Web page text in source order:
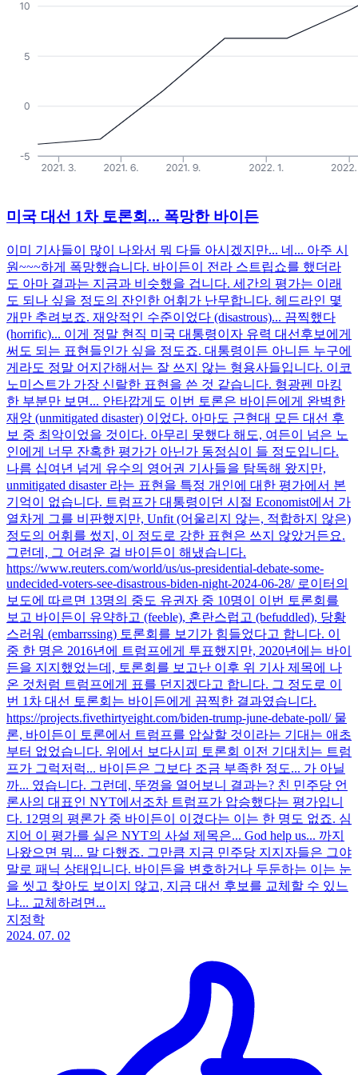
미국 대선 1차 토론회... 폭망한 바이든
이미 기사들이 많이 나와서 뭐 다들 아시겠지만... 네... 아주 시
원~~~하게 폭망했습니다. 바이든이 전라 스트립쇼를 했더라
도 아마 결과는 지금과 비슷했을 겁니다. 세간의 평가는 이래
도 되나 싶을 정도의 잔인한 어휘가 난무합니다. 헤드라인 몇
개만 추려보죠. 재앙적인 수준이었다 (disastrous)... 끔찍했다
(horrific)... 이게 정말 현직 미국 대통령이자 유력 대선후보에게
써도 되는 표현들인가 싶을 정도죠. 대통령이든 아니든 누구에
게라도 정말 어지간해서는 잘 쓰지 않는 형용사들입니다. 이코
노미스트가 가장 신랄한 표현을 쓴 것 같습니다. 형광펜 마킹
한 부분만 보면... 안타깝게도 이번 토론은 바이든에게 완벽한
재앙 (unmitigated disaster) 이었다. 아마도 근현대 모든 대선 후
보 중 최악이었을 것이다. 아무리 못했다 해도, 여든이 넘은 노
인에게 너무 잔혹한 평가가 아닌가 동정심이 들 정도입니다.
나름 십여년 넘게 유수의 영어권 기사들을 탐독해 왔지만,
unmitigated disaster 라는 표현을 특정 개인에 대한 평가에서 본
기억이 없습니다. 트럼프가 대통령이던 시절 Economist에서 가
열차게 그를 비판했지만, Unfit (어울리지 않는, 적합하지 않은)
정도의 어휘를 썼지, 이 정도로 강한 표현은 쓰지 않았거든요.
그런데, 그 어려운 걸 바이든이 해냈습니다.
https://www.reuters.com/world/us/us-presidential-debate-some-
undecided-voters-see-disastrous-biden-night-2024-06-28/ 로이터의
보도에 따르면 13명의 중도 유권자 중 10명이 이번 토론회를
보고 바이든이 유약하고 (feeble), 혼란스럽고 (befuddled), 당황
스러워 (embarrssing) 토론회를 보기가 힘들었다고 합니다. 이
중 한 명은 2016년에 트럼프에게 투표했지만, 2020년에는 바이
든을 지지했었는데, 토론회를 보고난 이후 위 기사 제목에 나
온 것처럼 트럼프에게 표를 던지겠다고 합니다. 그 정도로 이
번 1차 대선 토론회는 바이든에게 끔찍한 결과였습니다.
https://projects.fivethirtyeight.com/biden-trump-june-debate-poll/ 물
론, 바이든이 토론에서 트럼프를 압살할 것이라는 기대는 애초
부터 없었습니다. 위에서 보다시피 토론회 이전 기대치는 트럼
프가 그럭저럭... 바이든은 그보다 조금 부족한 정도... 가 아닐
까... 였습니다. 그런데, 뚜껑을 열어보니 결과는? 친 민주당 언
론사의 대표인 NYT에서조차 트럼프가 압승했다는 평가입니
다. 12명의 평론가 중 바이든이 이겼다는 이는 한 명도 없죠. 심
지어 이 평가를 실은 NYT의 사설 제목은... God help us... 까지
나왔으면 뭐... 말 다했죠. 그만큼 지금 민주당 지지자들은 그야
말로 패닉 상태입니다. 바이든을 변호하거나 두둔하는 이는 눈
을 씻고 찾아도 보이지 않고, 지금 대선 후보를 교체할 수 있느
냐... 교체하려면...
지정학
2024. 07. 02